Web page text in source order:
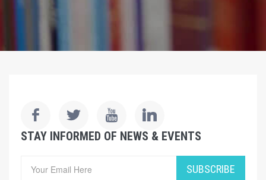
STAY INFORMED OF NEWS & EVENTS
SUBSCRIBE